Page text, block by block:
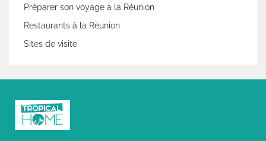
Préparer son voyage à la Réunion
Restaurants à la Réunion
Sites de visite